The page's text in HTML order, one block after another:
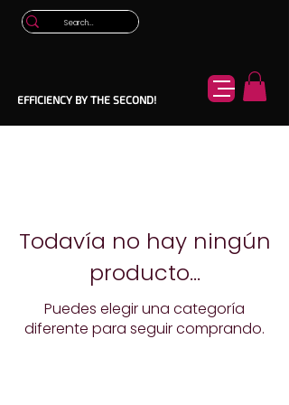
EFFICIENCY BY THE SECOND!
Todavía no hay ningún
producto...
Puedes elegir una categoría
diferente para seguir comprando.